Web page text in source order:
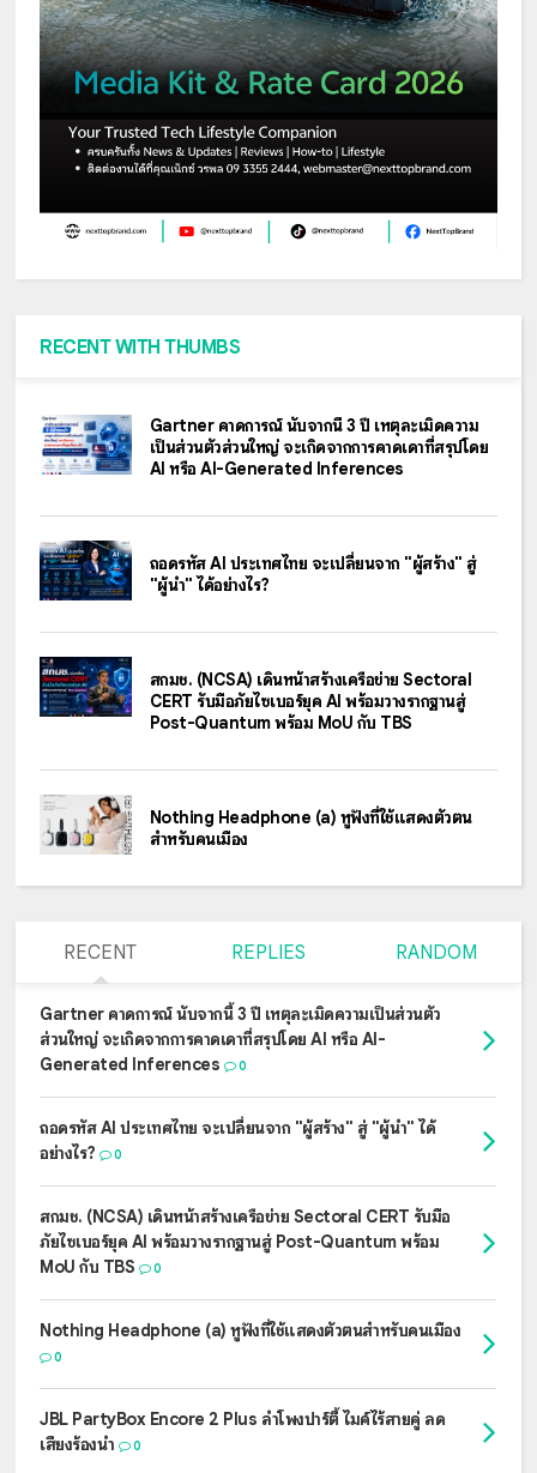
RECENT WITH THUMBS
Gartner คาดการณ์ นับจากนี้ 3 ปี เหตุละเมิดความ
เป็นส่วนตัวส่วนใหญ่ จะเกิดจากการคาดเดาที่สรุปโดย
AI หรือ AI-Generated Inferences
ถอดรหัส AI ประเทศไทย จะเปลี่ยนจาก "ผู้สร้าง" สู่
"ผู้นำ" ได้อย่างไร?
สกมช. (NCSA) เดินหน้าสร้างเครือข่าย Sectoral
CERT รับมือภัยไซเบอร์ยุค AI พร้อมวางรากฐานสู่
Post-Quantum พร้อม MoU กับ TBS
Nothing Headphone (a) หูฟังที่ใช้แสดงตัวตน
สำหรับคนเมือง
RECENT REPLIES RANDOM
Gartner คาดการณ์ นับจากนี้ 3 ปี เหตุละเมิดความเป็นส่วนตัว
ส่วนใหญ่ จะเกิดจากการคาดเดาที่สรุปโดย AI หรือ AI-
Generated Inferences
0
ถอดรหัส AI ประเทศไทย จะเปลี่ยนจาก "ผู้สร้าง" สู่ "ผู้นำ" ได้
อย่างไร?
0
สกมช. (NCSA) เดินหน้าสร้างเครือข่าย Sectoral CERT รับมือ
ภัยไซเบอร์ยุค AI พร้อมวางรากฐานสู่ Post-Quantum พร้อม
MoU กับ TBS
0
Nothing Headphone (a) หูฟังที่ใช้แสดงตัวตนสำหรับคนเมือง
0
JBL PartyBox Encore 2 Plus ลำโพงปาร์ตี้ ไมค์ไร้สายคู่ ลด
เสียงร้องนำ
0